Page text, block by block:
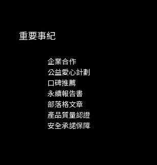
重要事紀
企業合作
公益愛心計劃
口碑推薦
永續報告書
部落格文章
產品質量認證
安全承諾保障